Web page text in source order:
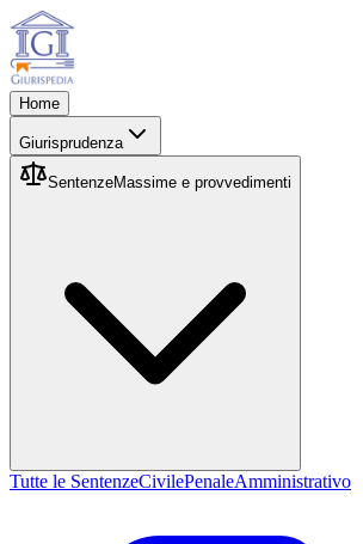
Home
Giurisprudenza
SentenzeMassime e provvedimenti
Tutte le SentenzeCivilePenaleAmministrativo